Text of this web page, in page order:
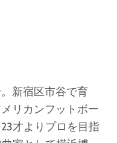
新宿区市谷で育
リカンフットボー
才よりプロを目指